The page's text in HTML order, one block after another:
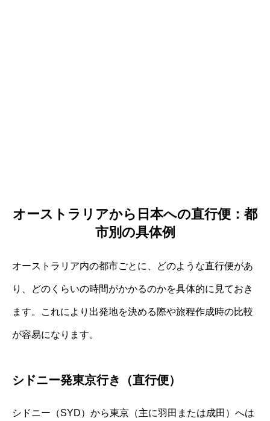
オーストラリアから日本への直行便：都
市別の具体例
オーストラリア内の都市ごとに、どのような直行便があ
り、どのくらいの時間がかかるのかを具体的に見ておき
ます。これにより出発地を決める際や旅程作成時の比較
が容易になります。
シドニー発東京行き（直行便）
シドニー（SYD）から東京（主に羽田または成田）へは